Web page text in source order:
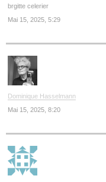
brgitte celerier
Mai 15, 2025, 5:29
Dominique Hasselmann
Mai 15, 2025, 8:20